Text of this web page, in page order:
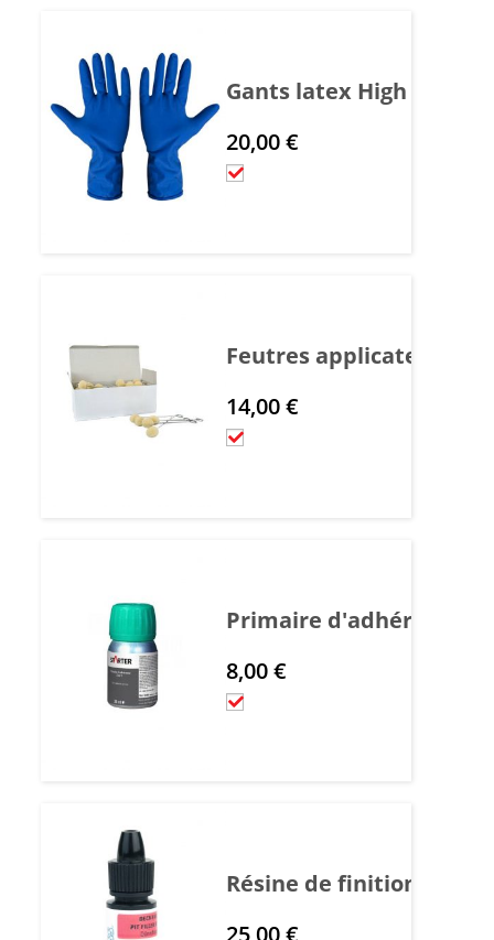
Gants latex High
20,00€
Feutres applicateur
14,00€
Primaire d'adhérence
8,00€
Résine de finition Extra